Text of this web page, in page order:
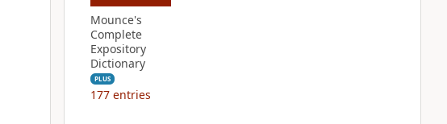
Mounce's
Complete
Expository
Dictionary
PLUS
177 entries